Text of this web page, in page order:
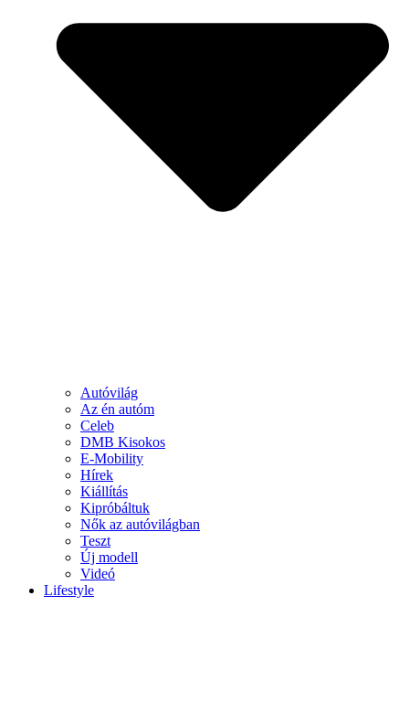
Autóvilág
Az én autóm
Celeb
DMB Kisokos
E-Mobility
Hírek
Kiállítás
Kipróbáltuk
Nők az autóvilágban
Teszt
Új modell
Videó
Lifestyle